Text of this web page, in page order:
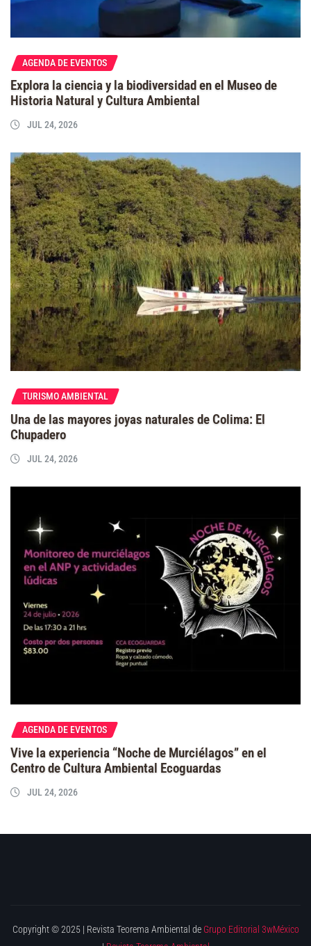
AGENDA DE EVENTOS
Explora la ciencia y la biodiversidad en el Museo de
Historia Natural y Cultura Ambiental
JUL 24, 2026
TURISMO AMBIENTAL
Una de las mayores joyas naturales de Colima: El
Chupadero
JUL 24, 2026
AGENDA DE EVENTOS
Vive la experiencia “Noche de Murciélagos” en el
Centro de Cultura Ambiental Ecoguardas
JUL 24, 2026
Copyright © 2025 | Revista Teorema Ambiental de Grupo Editorial 3wMéxico